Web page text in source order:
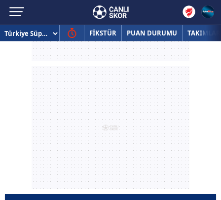
FİKSTÜR PUAN DURUMU TAKIMLAR